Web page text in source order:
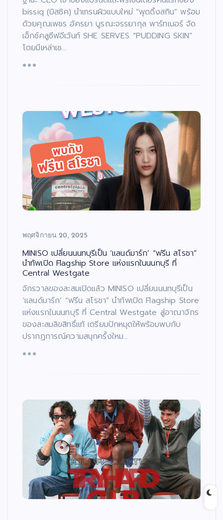
bissiq (บิสซิค) นำเทรนผิวแบบใหม่ “พุดดิ้งสกิน” พร้อม
ด้วยคุณเพชร อัครยา บูรณะจรรยากุล พาร์ทเนอร์ จัด
เอ็กซ์คลูซีฟอีเว้นท์ SHE SERVES “PUDDING SKIN”
โดยมีเหล่าเซ…
พฤศจิกายน 20, 2025
MINISO เปลี่ยนนนทบุรีเป็น ‘แลนด์มาร์ก’ “ฟรีน สโรชา”
นำทัพเปิด Flagship Store แห่งแรกในนนทบุรี ที่
Central Westgate
จักรวาลของสะสมเปิดแล้ว MINISO เปลี่ยนนนทบุรีเป็น
‘แลนด์มาร์ก’ “ฟรีน สโรชา” นำทัพเปิด Flagship Store
แห่งแรกในนนทบุรี ที่ Central Westgate สู่อาณาจักร
ของสะสมลิขสิทธิ์แท้ เตรียมปักหมุดให้พร้อมพบกับ
ปรากฏการณ์ความสนุกครั้งใหม…